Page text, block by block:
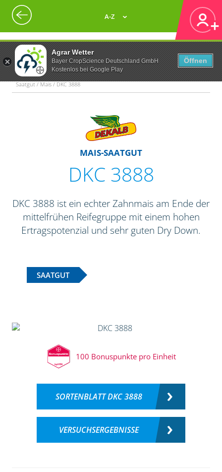
Agrar Wetter
Bayer CropScience Deutschland GmbH
Kostenlos bei Google Play
Öffnen
A-Z
Saatgut / Mais / DKC 3888
MAIS-SAATGUT
DKC 3888
DKC 3888 ist ein echter Zahnmais am Ende der
mittelfrühen Reifegruppe mit einem hohen
Ertragspotenzial und sehr guten Dry Down.
SAATGUT
100 Bonuspunkte pro Einheit
SORTENBLATT DKC 3888
VERSUCHSERGEBNISSE